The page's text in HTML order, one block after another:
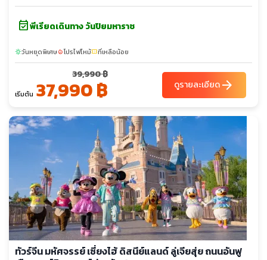
event_availableพีเรียดเดินทาง วันปิยมหาราช
sunnyวันหยุดพิเศษlocal_fire_departmentโปรไฟไหม้confirmation_numberที่เหลือน้อย
เริ่มต้น
39,990 ฿
37,990 ฿ ดูรายละเอียดarrow_forward
ทัวร์จีน มหัศจรรย์ เซี่ยงไฮ้ ดิสนีย์แลนด์ ลู่เจียสุ่ย ถนนอันฟู